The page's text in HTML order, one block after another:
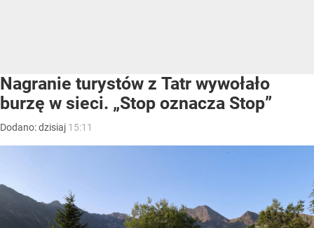
Nagranie turystów z Tatr wywołało
burzę w sieci. „Stop oznacza Stop”
Dodano:dzisiaj 15:11